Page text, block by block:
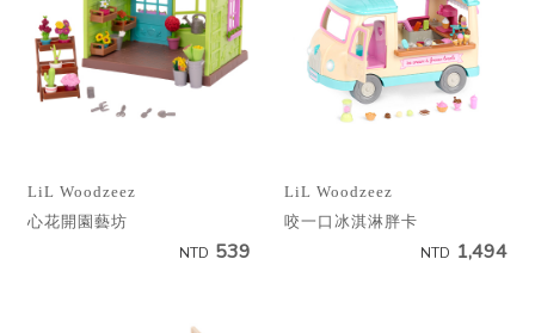
LiL Woodzeez
心花開園藝坊
NTD 539
LiL Woodzeez
咬一口冰淇淋胖卡
NTD 1,494